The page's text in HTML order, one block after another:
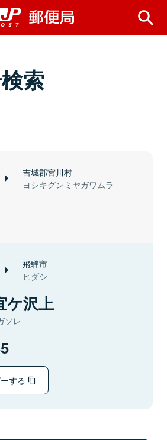
索
吉城郡宮川村
ヨシキグンミヤガワムラ
飛騨市
ヒダシ
ケ沢上
ソレ
する